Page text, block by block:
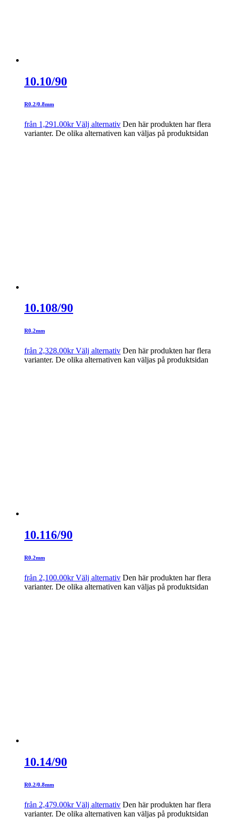
10.10/90
R0.2/0.8mm
från 1,291.00kr Välj alternativ Den här produkten har flera
varianter. De olika alternativen kan väljas på produktsidan
10.108/90
R0.2mm
från 2,328.00kr Välj alternativ Den här produkten har flera
varianter. De olika alternativen kan väljas på produktsidan
10.116/90
R0.2mm
från 2,100.00kr Välj alternativ Den här produkten har flera
varianter. De olika alternativen kan väljas på produktsidan
10.14/90
R0.2/0.8mm
från 2,479.00kr Välj alternativ Den här produkten har flera
varianter. De olika alternativen kan väljas på produktsidan